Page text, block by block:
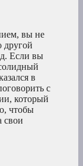
вы не
другой
Если вы
в
с
который
чтобы
свои